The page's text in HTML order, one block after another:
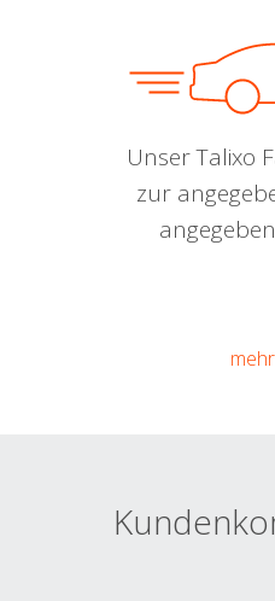
Unser Talixo
zur
mehr